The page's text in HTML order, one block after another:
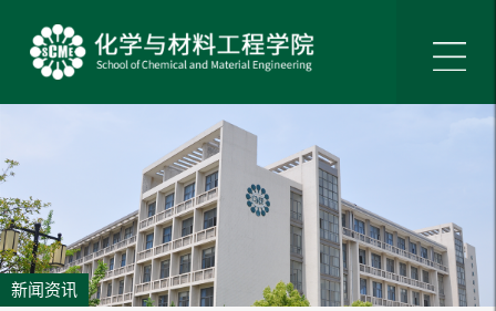
新闻资讯